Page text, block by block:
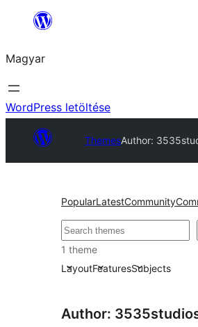
Ugrás
tartalomhoz
Magyar
WordPress letöltése
ThemesAuthor:
PopularLatestCommunity
Keresés
1 theme
LayoutFeaturesSubjects
Author: